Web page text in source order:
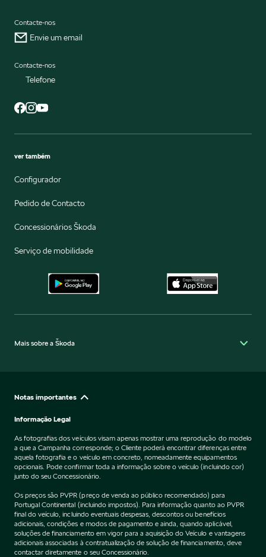
Contacte-nos
Envie um email
Contacte-nos
Telefone
ver também
Configurador
Pedido de Contacto
Concessionários Škoda
Serviço de mobilidade
Mais sobre a Škoda
Notas importantes
Informação Legal
As fotografias dos veículos visam apenas mostrar uma reprodução do modelo
a que a Campanha corresponde; o Cliente poderá encontrar diferenças entre
aquela fotografia e o veículo em concreto, nomeadamente equipamentos
opcionais. Pode confirmar toda a informação sobre o veículo (incluindo cor)
junto do seu Concessionário.
Os preços são PVPR (preço de venda ao público recomendado) para
Portugal Continental (incluindo impostos). Para informação quanto ao PVPR
final do veículo, incluindo eventuais despesas, descontos ou benefícios
adicionais, condições e modos de pagamento e ainda, quando aplicável,
soluções de financiamento em vigor para a aquisição do Veículo e vantagens
adicionais associadas à contratualização de solução de financiamento, deve
contactar diretamente o seu Concessionário.